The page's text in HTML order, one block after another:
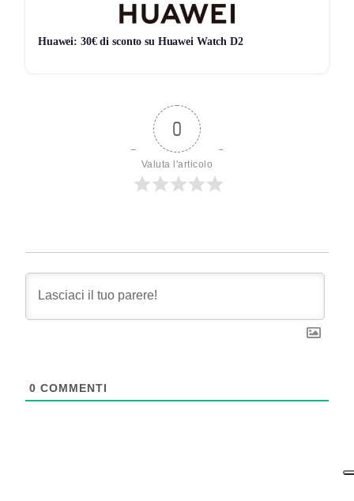
Huawei: 30€ di sconto su Huawei Watch D2
0
Valuta l'articolo
0 COMMENTI